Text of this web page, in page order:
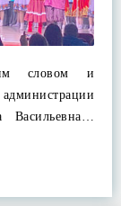
словом и
Васильевна…